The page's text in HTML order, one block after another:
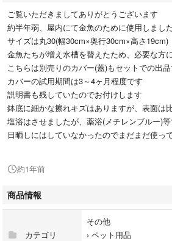
ご覧いただきましてありがとうございます
約半年弱、屋内にて金魚のために使用しまし
サイズは丸30(幅30cm×奥行30cm×高さ19cm)
金魚たちが増え水槽を替えたため、必要な方
こちらは別売りのカバー(蓋)もセットでの出
カバーの試用期間は3～4ヶ月程度です
説明書も残していたのでお付けします
鉢底に細かな擦れキズはありますが、表面は
塩浴はさせましたが、薬浴(メチレンブルー)
日晒しにはしていなかったのでまだまだ使っ
ホースとペットボトルじょうろのヘッドは未
ご理解いただける方のご購入お待ちしておりま
テトラ じょうろでキレイメダカ鉢 丸30 みか
きる 睡蓮鉢 金魚鉢 割れにくい 頑丈 樹脂製 軽
ブランド：Tetra
約1年前
商品情報
カテゴリ
その他
› ペット用品